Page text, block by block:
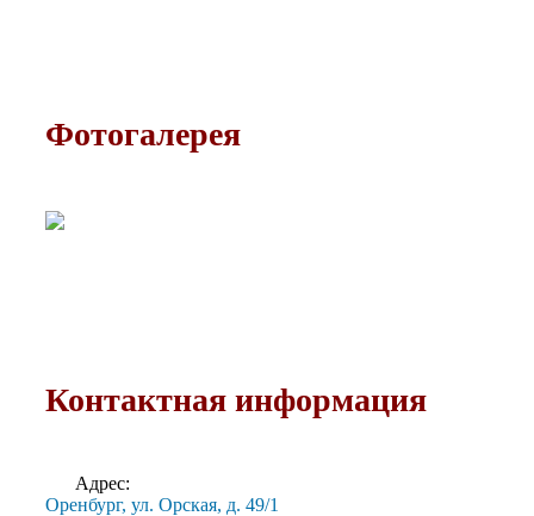
Фотогалерея
Контактная информация
Адрес:
Оренбург, ул. Орская, д. 49/1